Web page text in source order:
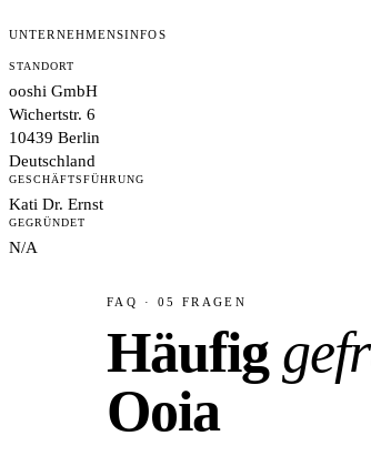
UNTERNEHMENSINFOS
STANDORT
ooshi GmbH
Wichertstr. 6
10439 Berlin
Deutschland
GESCHÄFTSFÜHRUNG
Kati Dr. Ernst
GEGRÜNDET
N/A
FAQ · 05 FRAGEN
Häufig
Ooia